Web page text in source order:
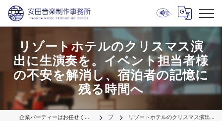
リゾートホテルのクリスマス演
出に生演奏を。イベント担当者様
の不安を解消し、宿泊者の記憶に
残る時間へ
企業パーティーはお任せください プロの出張演奏サービス【波】／国内9拠点より全国へ ブログ リゾートホテルのクリスマス演出に生演奏を。イベント担当者様の不安を解消し、宿泊者の記憶に残る時間へ